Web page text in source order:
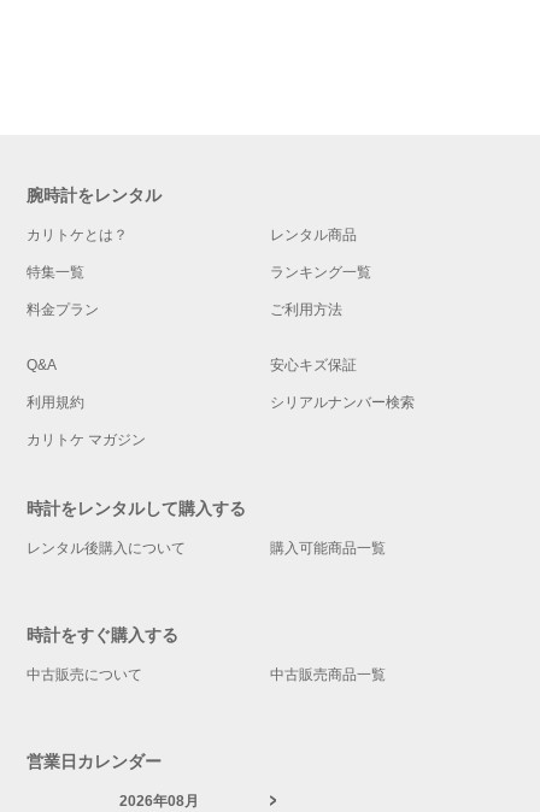
腕時計をレンタル
カリトケとは？ レンタル商品
特集一覧 ランキング一覧
料金プラン ご利用方法
Q&A 安心キズ保証
利用規約 シリアルナンバー検索
カリトケ マガジン
時計をレンタルして購入する
レンタル後購入について 購入可能商品一覧
時計をすぐ購入する
中古販売について 中古販売商品一覧
営業日カレンダー
2026年08月